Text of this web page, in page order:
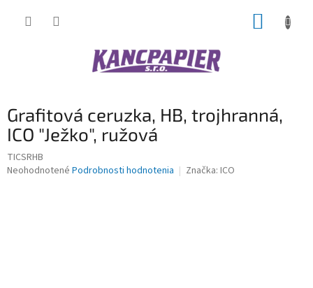
Grafitová ceruzka, HB, trojhranná,
ICO "Ježko", ružová
TICSRHB
Priemerné
Neohodnotené Podrobnosti hodnotenia Značka: ICO